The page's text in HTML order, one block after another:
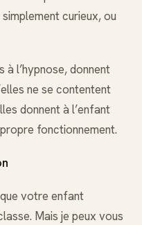
curieux, ou
l’hypnose, donnent
ne se contentent
donnent à l’enfant
fonctionnement.
votre enfant
Mais je peux vous